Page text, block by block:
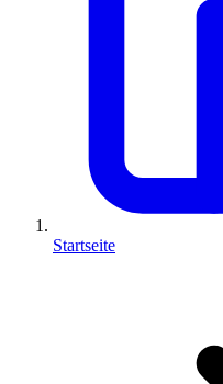
Startseite